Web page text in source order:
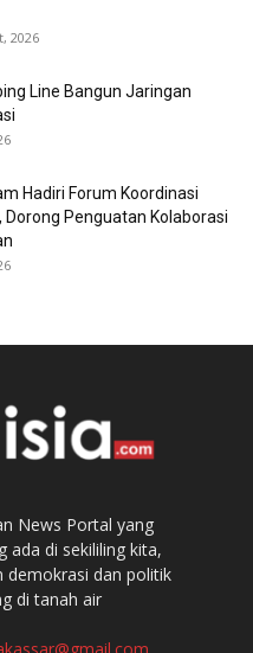
2026
Line Bangun Jaringan
Hadiri Forum Koordinasi
Dorong Penguatan Kolaborasi
News Portal yang
ada di sekililing kita,
demokrasi dan politik
di tanah air